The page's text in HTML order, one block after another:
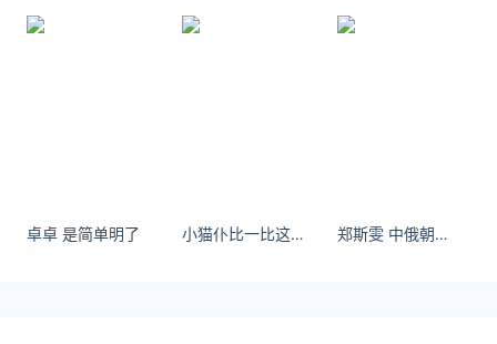
https://huangjin.ijiandao.com/
律师事务所咨询免费24小时在线：
黄金价格今日最新价2022 黄金价格
卓卓 是简单明了 小猫仆比一比这两条鱼谁长的帅，长得帅就是明天的菜。 郑斯雯 中俄朝！拿下！ - 小红书